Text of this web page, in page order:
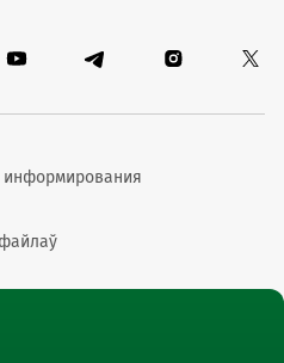
информирования